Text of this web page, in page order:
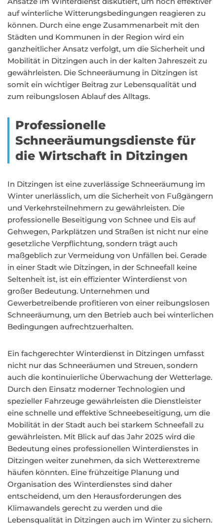
auf winterliche Witterungsbedingungen reagieren zu
können. Durch eine enge Zusammenarbeit mit den
Städten und Kommunen in der Region wird ein
ganzheitlicher Ansatz verfolgt, um die Sicherheit und
Mobilität in Ditzingen auch in der kalten Jahreszeit zu
gewährleisten. Die Schneeräumung in Ditzingen ist
somit ein wichtiger Beitrag zur Lebensqualität und
zum reibungslosen Ablauf des Alltags.
Professionelle
Schneeräumungsdienste für
die Wirtschaft in Ditzingen
In Ditzingen ist eine zuverlässige Schneeräumung im
Winter unerlässlich, um die Sicherheit von Fußgängern
und Verkehrsteilnehmern zu gewährleisten. Die
professionelle Beseitigung von Schnee und Eis auf
Gehwegen, Parkplätzen und Straßen ist nicht nur eine
gesetzliche Verpflichtung, sondern trägt auch
maßgeblich zur Vermeidung von Unfällen bei. Gerade
in einer Stadt wie Ditzingen, in der Schneefall keine
Seltenheit ist, ist ein effizienter Winterdienst von
großer Bedeutung. Unternehmen und
Gewerbetreibende profitieren von einer reibungslosen
Schneeräumung, um den Betrieb auch bei winterlichen
Bedingungen aufrechtzuerhalten.
Ein fachgerechter Winterdienst in Ditzingen umfasst
nicht nur das Schneeräumen und Streuen, sondern
auch die kontinuierliche Überwachung der Wetterlage.
Durch den Einsatz moderner Technologien und
spezieller Fahrzeuge gewährleisten die Dienstleister
eine schnelle und effektive Schneebeseitigung, um die
Mobilität in der Stadt auch bei starkem Schneefall zu
gewährleisten. Mit Blick auf das Jahr 2025 wird die
Bedeutung eines professionellen Winterdienstes in
Ditzingen weiter zunehmen, da sich Wetterextreme
häufen könnten. Eine frühzeitige Planung und
Organisation des Winterdienstes sind daher
entscheidend, um den Herausforderungen des
Klimawandels gerecht zu werden und die
Lebensqualität in Ditzingen auch im Winter zu sichern.